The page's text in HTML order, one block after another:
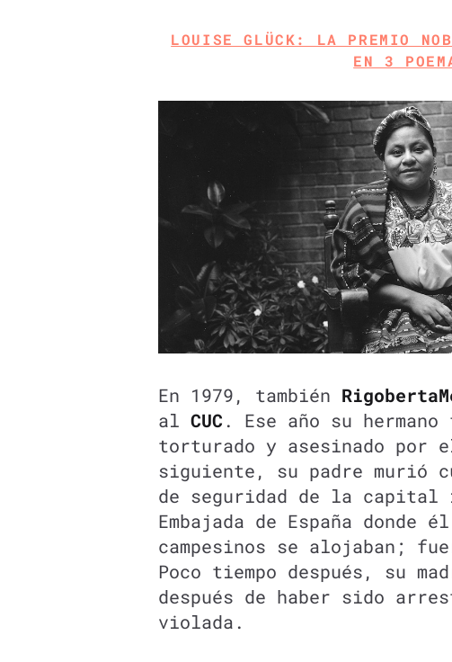
LOUISE GLÜCK: LA PREMIO
EN 3
En 1979, también Rigoberta
al CUC . Ese año su
torturado y asesinado
siguiente, su padre murió
de seguridad de la capital
Embajada de España donde
campesinos se alojaban;
Poco tiempo después, su
después de haber sido
violada.